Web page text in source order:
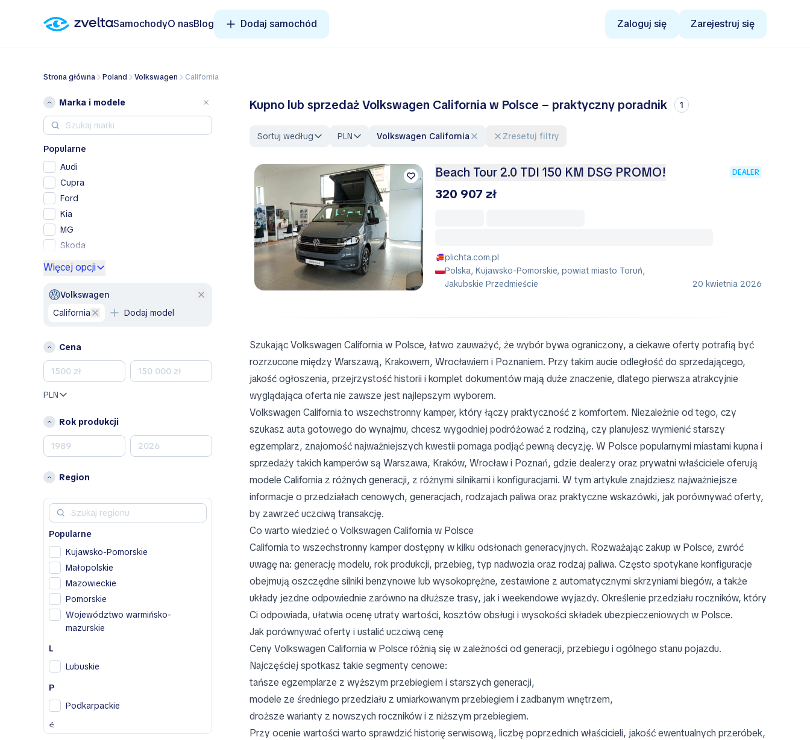
SamochodyO nasBlog Dodaj samochód Zaloguj się Zarejestruj się
Strona główna Poland Volkswagen California
Marka i modele
Popularne
Audi
Cupra
Ford
Kia
MG
Skoda
Volkswagen
A
Alfa Romeo
BMW
Chevrolet
Citroen
Dacia
DS
Fiat
H
Honda
Hyundai
Infiniti
Jeep
Więcej opcji
Volkswagen
California
Dodaj model
Cena
PLN
Rok produkcji
Region
Popularne
Kujawsko-Pomorskie
Małopolskie
Mazowieckie
Pomorskie
Województwo warmińsko-
mazurskie
L
Lubuskie
P
Podkarpackie
Ś
Kupno lub sprzedaż Volkswagen California w Polsce – praktyczny poradnik 1
Sortuj według PLN Volkswagen California Zresetuj filtry
Beach Tour 2.0 TDI 150 KM DSG PROMO! DEALER
320 907 zł
plichta.com.pl
Polska, Kujawsko-Pomorskie, powiat miasto Toruń,
Jakubskie Przedmieście
20 kwietnia 2026
Szukając Volkswagen California w Polsce, łatwo zauważyć, że wybór bywa ograniczony, a ciekawe oferty potrafią być
rozrzucone między Warszawą, Krakowem, Wrocławiem i Poznaniem. Przy takim aucie odległość do sprzedającego,
jakość ogłoszenia, przejrzystość historii i komplet dokumentów mają duże znaczenie, dlatego pierwsza atrakcyjnie
wyglądająca oferta nie zawsze jest najlepszym wyborem.
Volkswagen California to wszechstronny kamper, który łączy praktyczność z komfortem. Niezależnie od tego, czy
szukasz auta gotowego do wynajmu, chcesz wygodniej podróżować z rodziną, czy planujesz wymienić starszy
egzemplarz, znajomość najważniejszych kwestii pomaga podjąć pewną decyzję. W Polsce popularnymi miastami kupna i
sprzedaży takich kamperów są Warszawa, Kraków, Wrocław i Poznań, gdzie dealerzy oraz prywatni właściciele oferują
modele California z różnych generacji, z różnymi silnikami i konfiguracjami. W tym artykule znajdziesz najważniejsze
informacje o przedziałach cenowych, generacjach, rodzajach paliwa oraz praktyczne wskazówki, jak porównywać oferty,
by zawrzeć uczciwą transakcję.
Co warto wiedzieć o Volkswagen California w Polsce
California to wszechstronny kamper dostępny w kilku odsłonach generacyjnych. Rozważając zakup w Polsce, zwróć
uwagę na: generację modelu, rok produkcji, przebieg, typ nadwozia oraz rodzaj paliwa. Często spotykane konfiguracje
obejmują oszczędne silniki benzynowe lub wysokoprężne, zestawione z automatycznymi skrzyniami biegów, a także
układy jezdne odpowiednie zarówno na dłuższe trasy, jak i weekendowe wyjazdy. Określenie przedziału roczników, który
Ci odpowiada, ułatwia ocenę utraty wartości, kosztów obsługi i wysokości składek ubezpieczeniowych w Polsce.
Jak porównywać oferty i ustalić uczciwą cenę
Ceny Volkswagen California w Polsce różnią się w zależności od generacji, przebiegu i ogólnego stanu pojazdu.
Najczęściej spotkasz takie segmenty cenowe:
tańsze egzemplarze z wyższym przebiegiem i starszych generacji,
modele ze średniego przedziału z umiarkowanym przebiegiem i zadbanym wnętrzem,
droższe warianty z nowszych roczników i z niższym przebiegiem.
Przy ocenie wartości warto sprawdzić historię serwisową, liczbę poprzednich właścicieli, jakość ewentualnych przeróbek,